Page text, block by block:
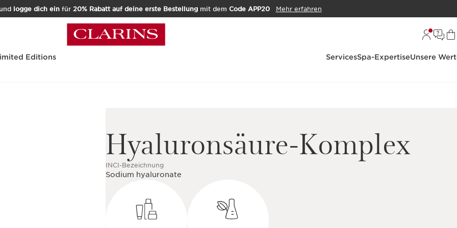
logge dich einfür 20% Rabatt auf deine erste Bestellungmit dem Code APP20 Mehr erfahren
Editions ServicesSpa-ExpertiseUnsere
Hyaluronsäure-Komplex
INCI-Bezeichnung
Sodium hyaluronate